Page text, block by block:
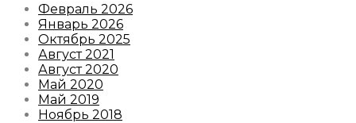
Февраль 2026
Январь 2026
Октябрь 2025
Август 2021
Август 2020
Май 2020
Май 2019
Ноябрь 2018